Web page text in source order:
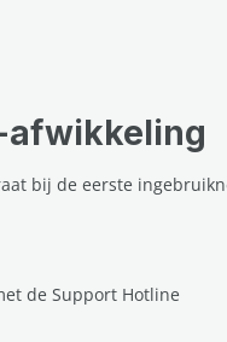
afwikkeling
bij de eerste
de Support Hotline